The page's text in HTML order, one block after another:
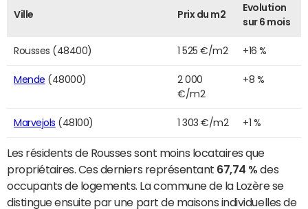
Ville Prix du m2
Evolution
sur 6 mois
Rousses (48400) 1 525 €/m2 +16 %
Mende (48000)
2 000
€/m2
+8 %
Marvejols (48100) 1 303 €/m2 +1 %
Les résidents de Rousses sont moins locataires que
propriétaires. Ces derniers représentant 67,74 % des
occupants de logements. La commune de la Lozère se
distingue ensuite par une part de maisons individuelles de